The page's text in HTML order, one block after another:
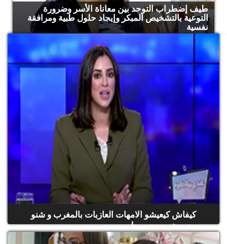
طيف إضطراب التوحد بين معاناة الأسر وضرورة
التوعية بالتشخيص المبكر وإيجاد حلول طبية ومرافقة
نفسية
كيفاش كيعيشو الامهات العازبات بالمغرب و شنو
مصيرهم و مصير ول...